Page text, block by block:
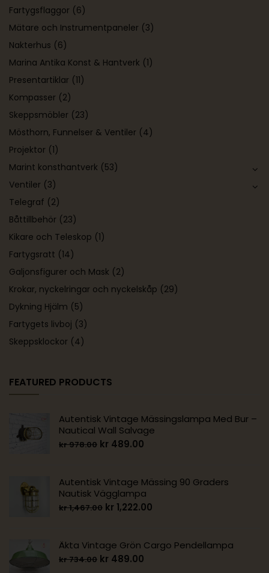
Fartygsflaggor (6)
Mätare och Instrumentpaneler (3)
Nakterhus (6)
Marina Antika Konst & Hantverk (1)
Presentartiklar (11)
Kompasser (2)
Skeppsmöbler (23)
Mösthorn, Funnelser & Ventiler (4)
Projektor (1)
Marint konsthantverk (53)
Ventiler (3)
Telegraf (2)
Båttillbehör (23)
Kikare och Teleskop (1)
Fartygsratt (14)
Galjonsfigurer och Mask (2)
Krokar, nyckelringar och nyckelskåp (29)
Dykning Hjälm (5)
Fartygets livboj (3)
Skeppsklockor (4)
FEATURED PRODUCTS
Autentisk Vintage Mässingslampa Med Bur –
Nautical Wall Salvage
kr978.00 kr 489.00
Autentisk Vintage Mässing 90 Graders
Nautisk Vägglampa
kr1,467.00 kr 1,222.00
Äkta Vintage Grön Cargo Pendellampa
kr734.00 kr 489.00